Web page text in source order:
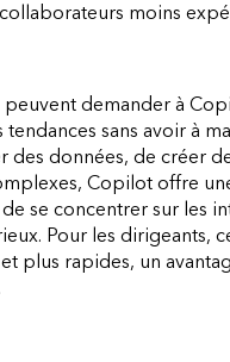
moins
demander à
sans avoir à
données, de créer
Copilot offre
se concentrer sur les
Pour les dirigeants,
plus rapides, un